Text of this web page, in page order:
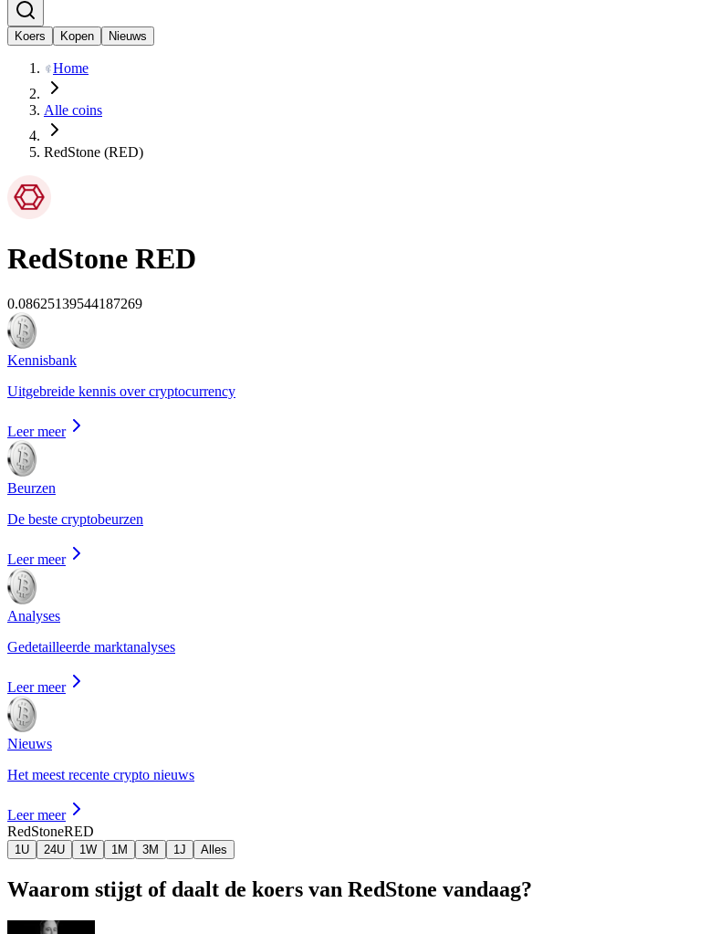
Koers Kopen Nieuws
Home
Alle coins
RedStone (RED)
RedStone RED
0.08625139544187269
Kennisbank
Uitgebreide kennis over cryptocurrency
Leer meer
Beurzen
De beste cryptobeurzen
Leer meer
Analyses
Gedetailleerde marktanalyses
Leer meer
Nieuws
Het meest recente crypto nieuws
Leer meer
RedStoneRED
1U 24U 1W 1M 3M 1J Alles
Waarom stijgt of daalt de koers van RedStone vandaag?